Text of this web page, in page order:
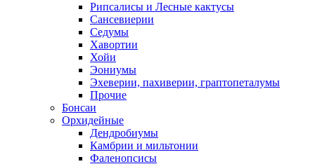
Рипсалисы и Лесные кактусы
Сансевиерии
Седумы
Хавортии
Хойи
Эониумы
Эхеверии, пахиверии, граптопеталумы
Прочие
Бонсаи
Орхидейные
Дендробиумы
Камбрии и мильтонии
Фаленопсисы